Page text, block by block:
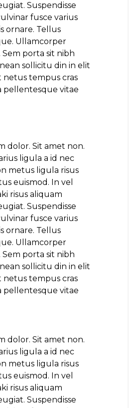
Suspendisse
fusce varius
ornare. Tellus
Ullamcorper
porta sit nibh
sollicitu din in elit
netus tempus cras
pellentesque vitae
dolor. Sit amet non.
ligula a id nec
metus ligula risus
euismod. In vel
risus aliquam
Suspendisse
fusce varius
ornare. Tellus
Ullamcorper
porta sit nibh
sollicitu din in elit
netus tempus cras
pellentesque vitae
dolor. Sit amet non.
ligula a id nec
metus ligula risus
euismod. In vel
risus aliquam
Suspendisse